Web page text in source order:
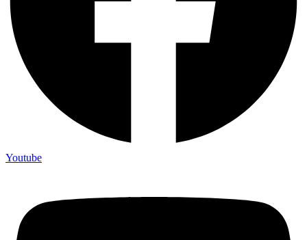
Youtube